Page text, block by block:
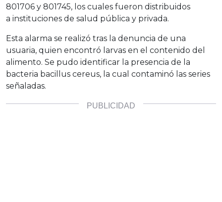
801706 y 801745, los cuales fueron distribuidos
a instituciones de salud pública y privada.
Esta alarma se realizó tras la denuncia de una
usuaria, quien encontró larvas en el contenido del
alimento. Se pudo identificar la presencia de la
bacteria bacillus cereus, la cual contaminó las series
señaladas.